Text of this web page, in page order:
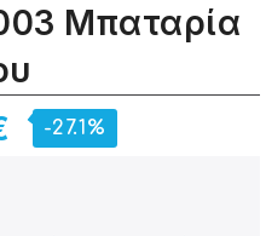
Μπαταρία
-27.1%